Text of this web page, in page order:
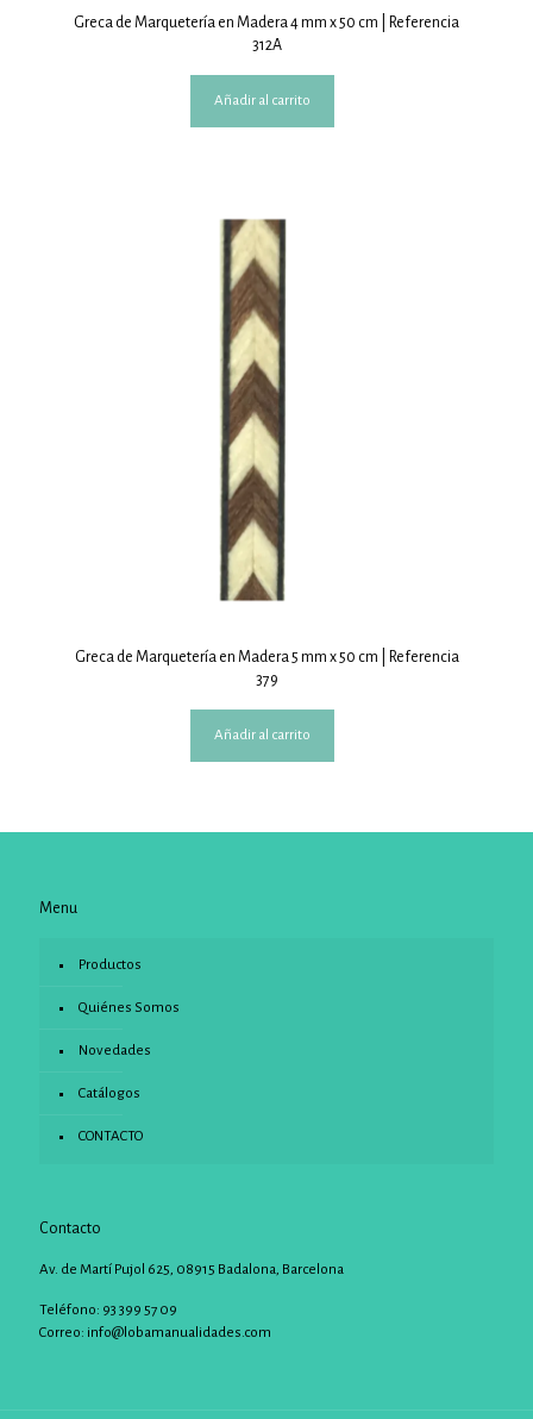
Greca de Marquetería en Madera 4 mm x 50 cm | Referencia
312A
Añadir al carrito
Greca de Marquetería en Madera 5 mm x 50 cm | Referencia
379
Añadir al carrito
Menu
Productos
Quiénes Somos
Novedades
Catálogos
CONTACTO
Contacto
Av. de Martí Pujol 625, 08915 Badalona, Barcelona
Teléfono: 93 399 57 09
Correo: info@lobamanualidades.com